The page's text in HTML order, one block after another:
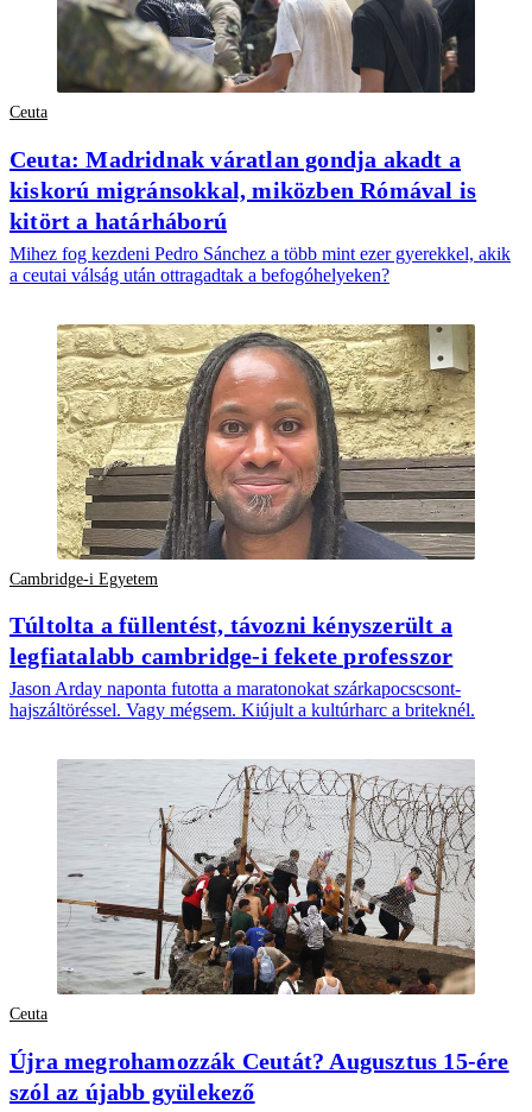
Ceuta
Ceuta: Madridnak váratlan gondja akadt a
kiskorú migránsokkal, miközben Rómával is
kitört a határháború
Mihez fog kezdeni Pedro Sánchez a több mint ezer gyerekkel, akik
a ceutai válság után ottragadtak a befogóhelyeken?
Cambridge-i Egyetem
Túltolta a füllentést, távozni kényszerült a
legfiatalabb cambridge-i fekete professzor
Jason Arday naponta futotta a maratonokat szárkapocscsont-
hajszáltöréssel. Vagy mégsem. Kiújult a kultúrharc a briteknél.
Ceuta
Újra megrohamozzák Ceutát? Augusztus 15-ére
szól az újabb gyülekező